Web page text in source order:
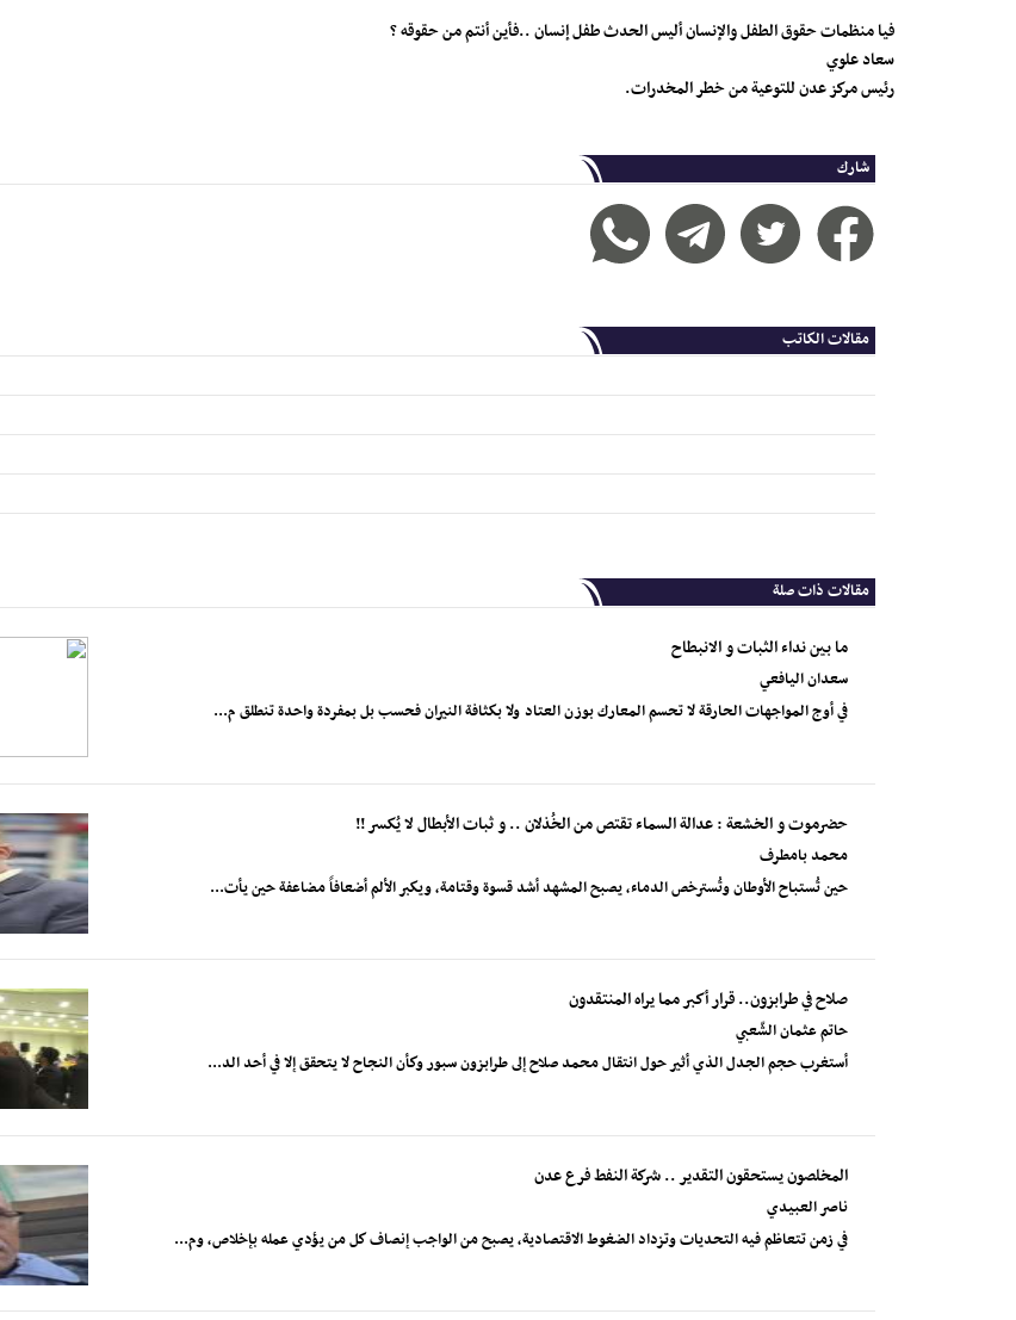
فيا منظمات حقوق الطفل والإنسان أليس الحدث طفل إنسان ..فأين أنتم من حقوقه ؟
سعاد علوي
رئيس مركز عدن للتوعية من خطر المخدرات.
شارك
مقالات الكاتب
مقالات ذات صلة
ما بين نداء الثبات و الانبطاح
سعدان اليافعي
في أوج المواجهات الحارقة لا تحسم المعارك بوزن العتاد ولا بكثافة النيران فحسب بل بمفردة واحدة تنطلق م...
حضرموت و الخشعة : عدالة السماء تقتص من الخُذلان .. و ثبات الأبطال لا يُكسر !!
محمد بامطرف
حين تُستباح الأوطان وتُسترخص الدماء، يصبح المشهد أشد قسوة وقتامة، ويكبر الألم أضعافاً مضاعفة حين يأت...
صلاح في طرابزون.. قرار أكبر مما يراه المنتقدون
حاتم عثمان الشّعبي
أستغرب حجم الجدل الذي أثير حول انتقال محمد صلاح إلى طرابزون سبور وكأن النجاح لا يتحقق إلا في أحد الد...
المخلصون يستحقون التقدير .. شركة النفط فرع عدن
ناصر العبيدي
في زمن تتعاظم فيه التحديات وتزداد الضغوط الاقتصادية، يصبح من الواجب إنصاف كل من يؤدي عمله بإخلاص، وم...